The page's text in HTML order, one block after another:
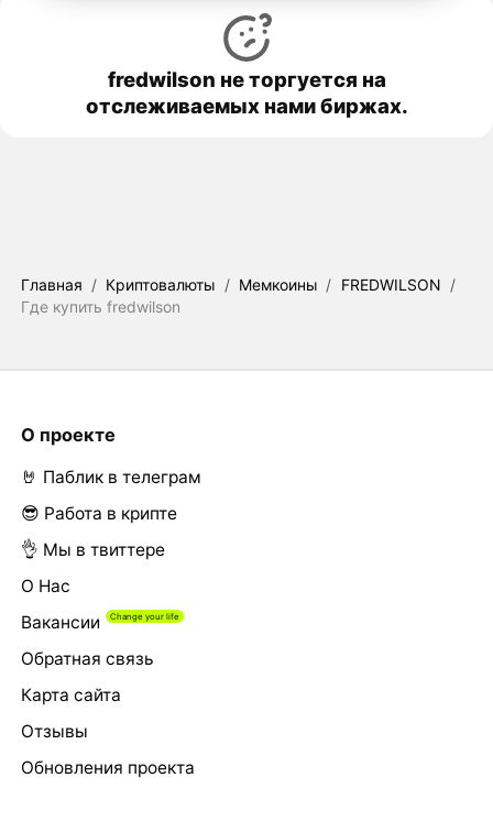
fredwilson не торгуется на
отслеживаемых нами биржах.
Главная / Криптовалюты / Мемкоины / FREDWILSON /
Где купить fredwilson
О проекте
🤘 Паблик в телеграм
😎 Работа в крипте
👌 Мы в твиттере
О Нас
Вакансии
Обратная связь
Карта сайта
Отзывы
Обновления проекта